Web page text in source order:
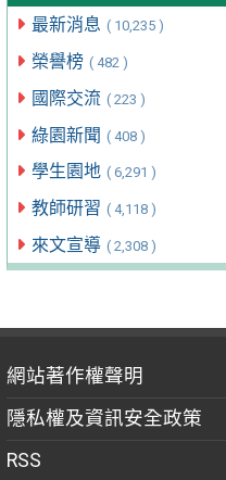
最新消息 ( 10,235 )
榮譽榜 ( 482 )
國際交流 ( 223 )
綠園新聞 ( 408 )
學生園地 ( 6,291 )
教師研習 ( 4,118 )
來文宣導 ( 2,308 )
網站著作權聲明
隱私權及資訊安全政策
RSS